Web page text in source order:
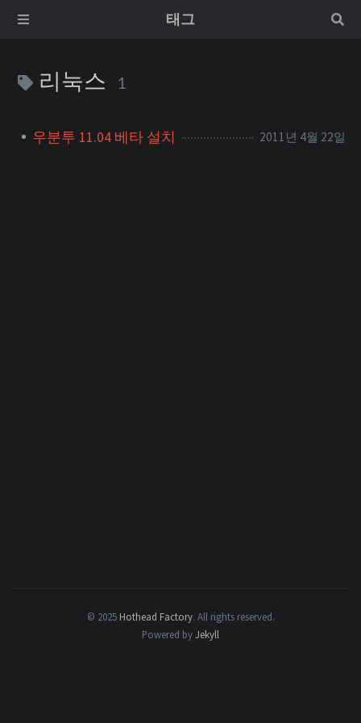
태그
리눅스 1
우분투 11.04 베타 설치 2011년 4월 22일
© 2025 Hothead Factory. All rights reserved.
Powered byJekyll